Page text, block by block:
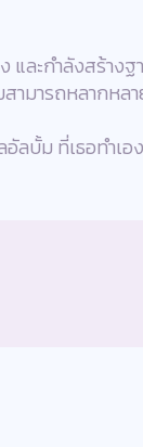
และกำลังสร้าง
ามารถหลากหล
ลบั้ม ที่เธอทำเอง